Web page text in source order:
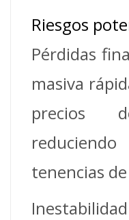
Riesgos
Pérdidas
masiva
precios
tenencias